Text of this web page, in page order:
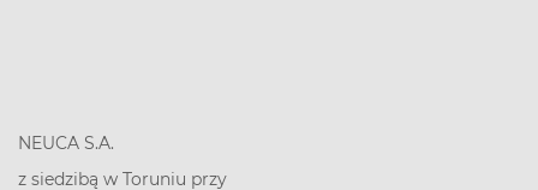
NEUCA S.A.
z siedzibą w Toruniu przy